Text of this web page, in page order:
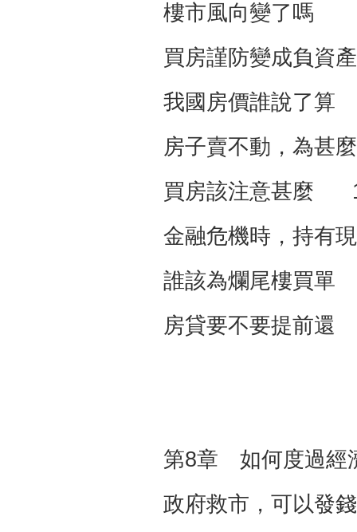
樓市風向變了嗎
買房謹防變成負
我國房價誰說了
房子賣不動，為
買房該注意甚麼
金融危機時，持
誰該為爛尾樓買
房貸要不要提前
第8章 如何度過經
政府救市，可以